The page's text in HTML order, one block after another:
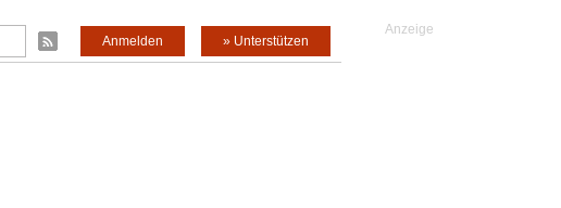
» Unterstützen
Anmelden